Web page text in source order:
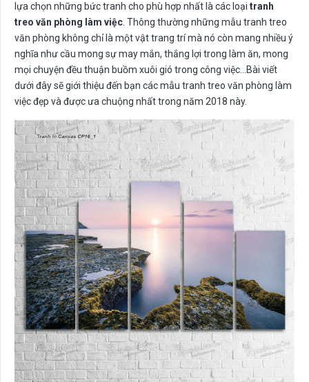
lựa chọn những bức tranh cho phù hợp nhất là các loại tranh
treo văn phòng làm việc . Thông thường những mẫu tranh treo
văn phòng không chỉ là một vật trang trí mà nó còn mang nhiều ý
nghĩa như cầu mong sự may mắn, thắng lợi trong làm ăn, mong
mọi chuyện đều thuận buồm xuôi gió trong công việc…Bài viết
dưới đây sẽ giới thiệu đến bạn các mẫu tranh treo văn phòng làm
việc đẹp và được ưa chuộng nhất trong năm 2018 này.